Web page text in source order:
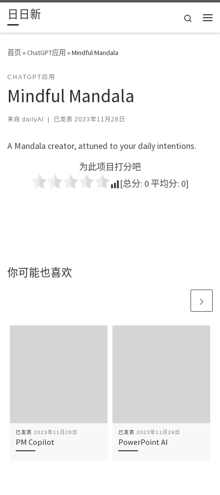
Skip to content
日日新
Search
首页»ChatGPT应用 »Mindful Mandala
CHATGPT应用
Mindful Mandala
来自 dailyAI | 已发表 2023年11月28日
A Mandala creator, attuned to your daily intentions.
为此项目打分吧
[总分: 0 平均分: 0]
你可能也喜欢
已发表 2023年11月28日
PM Copilot
已发表 2023年11月28日
PowerPoint AI